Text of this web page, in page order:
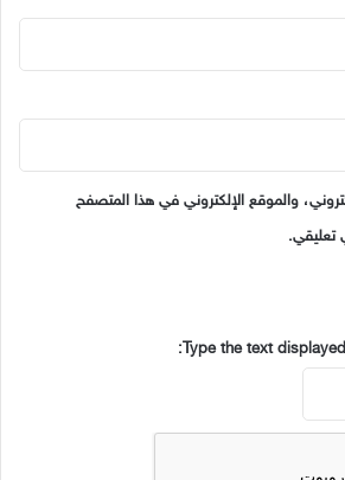
والموقع الإلكتروني في هذا المتصفح
تعليقي.
Type the text